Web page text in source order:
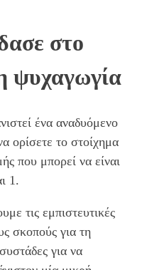
στο
ψυχαγωγία
ένα αναδυόμενο
ορίσετε το στοίχημα
που μπορεί να είναι
1.
τις εμπιστευτικές
σκοπούς για τη
για να